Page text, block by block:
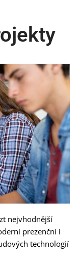
nejvhodnější
prezenční i
technologií